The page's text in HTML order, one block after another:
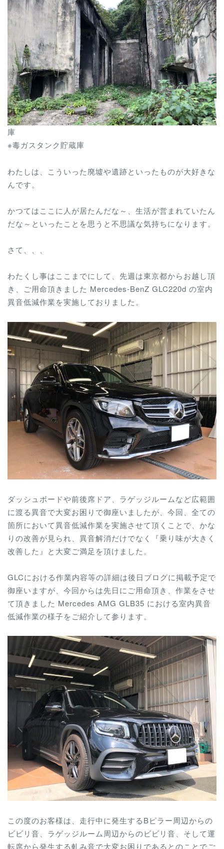
庫
※毒ガスタンク貯蔵庫
わたしは、こういった廃墟や遺跡といったものが大好きな
んです。
かつてはここに人が居たんだな～、生活が営まれていたん
だな～といったことを思うと不思議な気持ちになります。
さて、、、
わたくし事はここまでにして、先週は東京都からお越し頂
き、ご用命頂きました Mercedes-BenZ GLC220d の室内
異音低減作業を実施しておりました。
ダッシュボードや前後席ドア、ラゲッジルームなど広範囲
に渡る異音で大変お困りで御座いましたが、今回、全ての
箇所において異音低減作業を実施させて頂くことで、かな
りの改善が見られ、異音解消だけでなく『乗り味が大きく
改善した』と大変ご満足を頂けました。
GLCにおける作業内容等の詳細は後日ブログに掲載予定で
御座いますが、今回からは先日にご用命頂き、作業をさせ
て頂きました Mercedes AMG GLB35 における室内異音
低減作業の様子をご紹介して参ります。
この度のお客様は、走行中に発生するBピラー周辺からの
ビビリ音、ラゲッジルーム周辺からのビビリ音、そして運
転席から発生する軋み音で大変お困りであるとのことでご